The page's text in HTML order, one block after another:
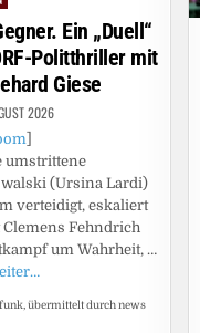
Ein „Duell“
Politthriller mit
Giese
2026
umstrittene
(Ursina Lardi)
verteidigt, eskaliert
Fehndrich
um Wahrheit, …
übermittelt durch news